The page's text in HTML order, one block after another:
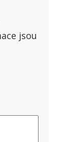
jsou